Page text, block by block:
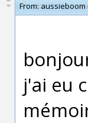
From: aussieboom
j'ai eu